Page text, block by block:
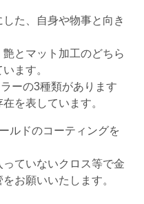
た、自身や物事と向き
とマット加工のどちら
ます。
ーの3種類があります
を表しています。
ルドのコーティングを
ていないクロス等で金
お願いいたします。